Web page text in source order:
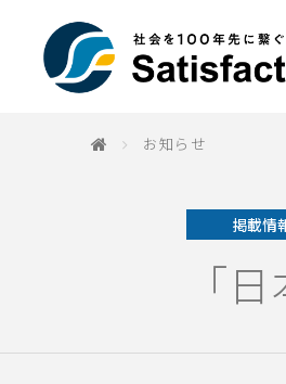
お知らせ
掲載情
「